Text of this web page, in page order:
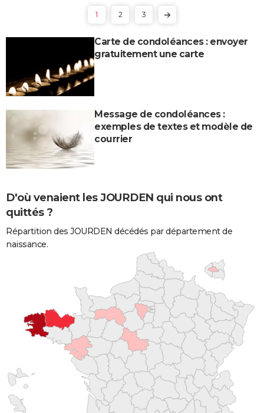
1 2 3
Carte de condoléances : envoyer
gratuitement une carte
Message de condoléances :
exemples de textes et modèle de
courrier
D'où venaient les JOURDEN qui nous ont
quittés ?
Répartition des JOURDEN décédés par département de
naissance.